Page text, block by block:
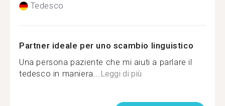
Tedesco
Partner ideale per uno scambio linguistico
Una persona paziente che mi aiuti a parlare il
tedesco in maniera...Leggi di più